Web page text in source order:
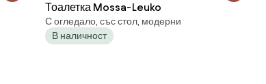
Тоалетка Mossa-Leuko
С огледало, със стол, модерни
В наличност